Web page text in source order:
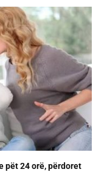
pët 24 orë, përdoret